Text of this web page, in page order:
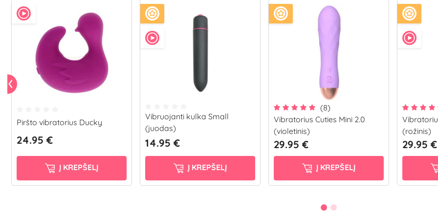
Piršto vibratorius Ducky
24.95 €
Į KREPŠELĮ
Vibruojanti kulka Small
(juodas)
14.95 €
Į KREPŠELĮ
(8)
Vibratorius Cuties Mini 2.0
(violetinis)
29.95 €
Į KREPŠELĮ
(rožinis)
29.95 €